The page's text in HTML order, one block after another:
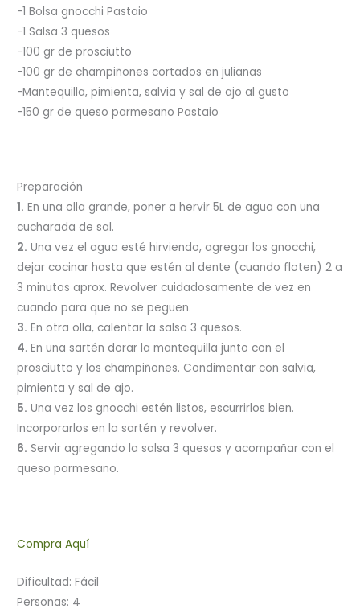
-1 Bolsa gnocchi Pastaio
-1 Salsa 3 quesos
-100 gr de prosciutto
-100 gr de champiñones cortados en julianas
-Mantequilla, pimienta, salvia y sal de ajo al gusto
-150 gr de queso parmesano Pastaio
Preparación
1. En una olla grande, poner a hervir 5L de agua con una
cucharada de sal.
2. Una vez el agua esté hirviendo, agregar los gnocchi,
dejar cocinar hasta que estén al dente (cuando floten) 2 a
3 minutos aprox. Revolver cuidadosamente de vez en
cuando para que no se peguen.
3. En otra olla, calentar la salsa 3 quesos.
4. En una sartén dorar la mantequilla junto con el
prosciutto y los champiñones. Condimentar con salvia,
pimienta y sal de ajo.
5. Una vez los gnocchi estén listos, escurrirlos bien.
Incorporarlos en la sartén y revolver.
6. Servir agregando la salsa 3 quesos y acompañar con el
queso parmesano.
Compra Aquí
Dificultad: Fácil
Personas: 4